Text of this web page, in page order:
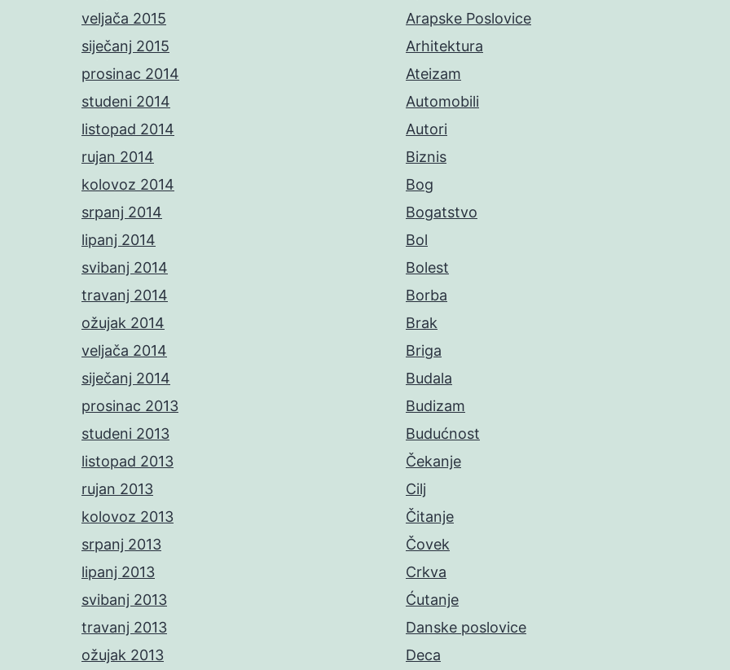
veljača 2015
siječanj 2015
prosinac 2014
studeni 2014
listopad 2014
rujan 2014
kolovoz 2014
srpanj 2014
lipanj 2014
svibanj 2014
travanj 2014
ožujak 2014
veljača 2014
siječanj 2014
prosinac 2013
studeni 2013
listopad 2013
rujan 2013
kolovoz 2013
srpanj 2013
lipanj 2013
svibanj 2013
travanj 2013
ožujak 2013
Arapske Poslovice
Arhitektura
Ateizam
Automobili
Autori
Biznis
Bog
Bogatstvo
Bol
Bolest
Borba
Brak
Briga
Budala
Budizam
Budućnost
Čekanje
Cilj
Čitanje
Čovek
Crkva
Ćutanje
Danske poslovice
Deca